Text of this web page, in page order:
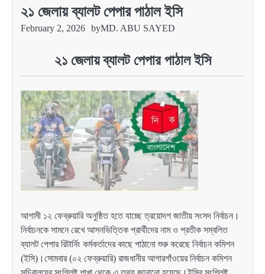
২১ জেলায় ব্যালট পেপার পাঠাল ইসি
February 2, 2026 byMD. ABU SAYED
২১ জেলায় ব্যালট পেপার পাঠাল ইসি
আগামী ১২ ফেব্রুয়ারি অনুষ্ঠিত হতে যাচ্ছে ত্রয়োদশ জাতীয় সংসদ নির্বাচন।
নির্বাচনকে সামনে রেখে আসনভিত্তিক প্রার্থীদের নাম ও প্রতীক সম্বলিত
ব্যালট পেপার রিটার্নিং কর্মকর্তাদের কাছে পাঠানো শুরু করেছে নির্বাচন কমিশন
(ইসি)।সোমবার (০২ ফেব্রুয়ারি) রাজধানীর আগারগাঁওয়ের নির্বাচন কমিশন